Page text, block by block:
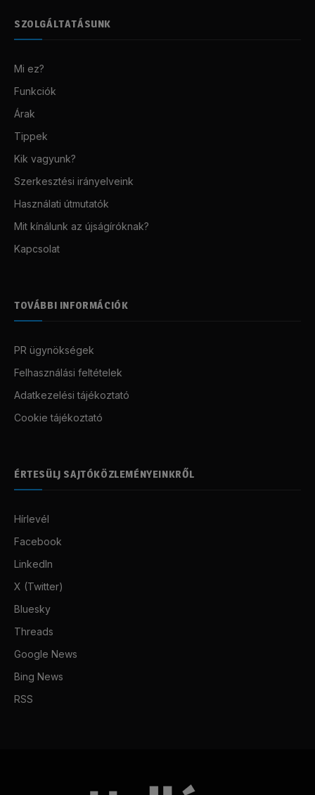
SZOLGÁLTATÁSUNK
Mi ez?
Funkciók
Árak
Tippek
Kik vagyunk?
Szerkesztési irányelveink
Használati útmutatók
Mit kínálunk az újságíróknak?
Kapcsolat
TOVÁBBI INFORMÁCIÓK
PR ügynökségek
Felhasználási feltételek
Adatkezelési tájékoztató
Cookie tájékoztató
ÉRTESÜLJ SAJTÓKÖZLEMÉNYEINKRŐL
Hírlevél
Facebook
LinkedIn
X (Twitter)
Bluesky
Threads
Google News
Bing News
RSS